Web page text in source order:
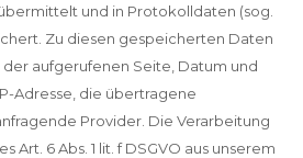
und in Protokolldaten (sog.
Zu diesen gespeicherten Daten
aufgerufenen Seite, Datum und
Adresse, die übertragene
Provider. Die Verarbeitung
Art. 6 Abs. 1 lit. f DSGVO aus unserem